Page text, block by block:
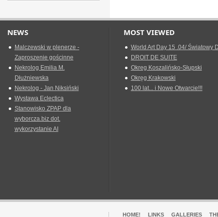
NEWS
Malczewski w plenerze -
Zaproszenie gościnne
Nekrolog Emilia M.
Dłużniewska
Nekrolog - Jan Niksiński
Wystawa Eclectica
Stanowisko ZPAP dla
wyborcza.biz dot.
wykorzystanie AI
MOST VIEWED
World Art Day 15 .04/ Światowy
DROIT DE SUITE
Okreg Koszalińsko-Słupski
Okręg Krakowski
100 lat... i Nowe Otwarcie!!!
HOME! LINKS GALLERIES